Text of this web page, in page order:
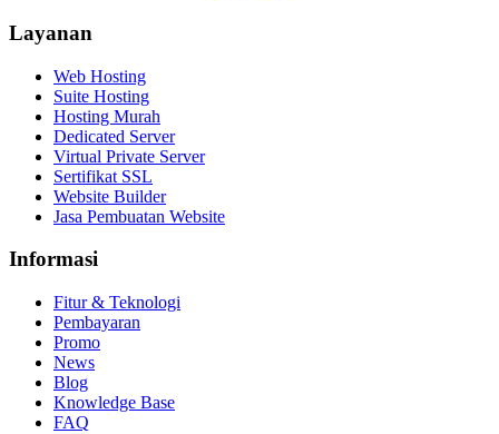
Layanan
Web Hosting
Suite Hosting
Hosting Murah
Dedicated Server
Virtual Private Server
Sertifikat SSL
Website Builder
Jasa Pembuatan Website
Informasi
Fitur & Teknologi
Pembayaran
Promo
News
Blog
Knowledge Base
FAQ